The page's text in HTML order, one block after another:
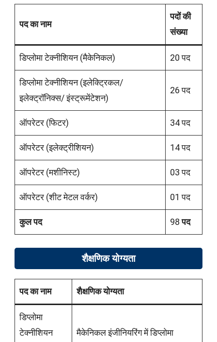
पद का नाम
पदों की
संख्या
डिप्लोमा टेक्नीशियन (मैकेनिकल) 20 पद
डिप्लोमा टेक्नीशियन (इलेक्ट्रिकल/
इलेक्ट्रॉनिक्स/ इंस्ट्रूमेंटेशन)
26 पद
ऑपरेटर (फिटर) 34 पद
ऑपरेटर (इलेक्ट्रीशियन) 14 पद
ऑपरेटर (मशीनिस्ट) 03 पद
ऑपरेटर (शीट मेटल वर्कर) 01 पद
कुल पद 98पद
शैक्षणिक योग्यता
पद का नाम शैक्षणिकयोग्यता
डिप्लोमा
टेक्नीशियन
मैकेनिकल इंजीनियरिंग में डिप्लोमा